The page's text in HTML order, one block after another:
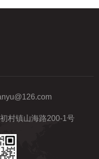
村镇山海路200-1号